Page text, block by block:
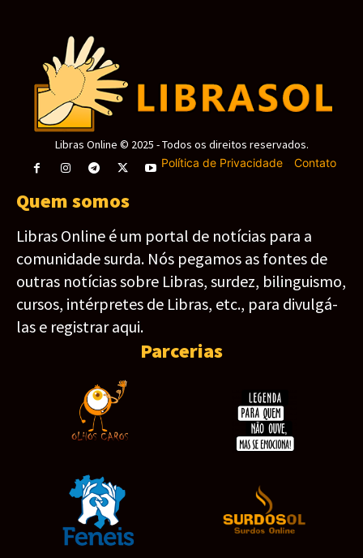
Libras Online © 2025 - Todos os direitos reservados.
Política de Privacidade- Contato
Quem somos
Libras Online é um portal de notícias para a
comunidade surda. Nós pegamos as fontes de
outras notícias sobre Libras, surdez, bilinguismo,
cursos, intérpretes de Libras, etc., para divulgá-
las e registrar aqui.
Parcerias